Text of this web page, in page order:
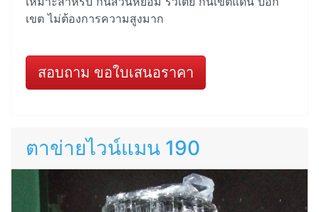
เขต ไม่ต้องการความสูงมาก
สอบถาม ขอใบเสนอราคา
ตาข่ายไวน์แมน 190